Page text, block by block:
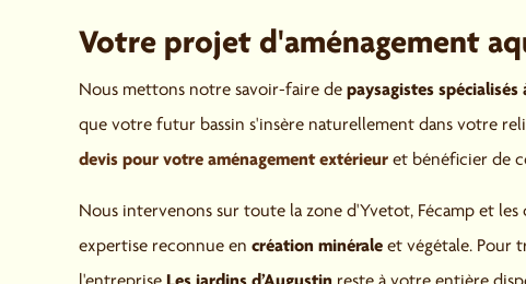
Votre projet d'aménagement
Nous mettons notre savoir-faire de paysagistes spécialisés
que votre futur bassin s'insère naturellement dans votre
devis pour votre aménagement extérieur et bénéficier de
Nous intervenons sur toute la zone d'Yvetot, Fécamp et
expertise reconnue en création minérale et végétale. Pour